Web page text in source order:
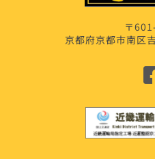
〒
京都府京都市南区